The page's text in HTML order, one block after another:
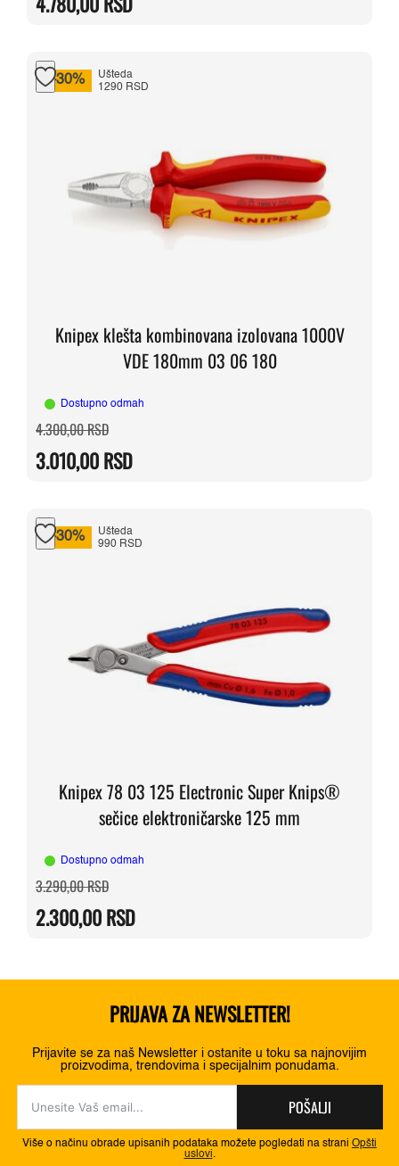
bila:
5.980,00 RSD.
4.780,00 RSD.
-30%
Ušteda
1290 RSD
Knipex klešta kombinovana izolovana 1000V
VDE 180mm 03 06 180
Dostupno odmah
4.300,00RSDOriginalna
cena
bila:
4.300,00 RSD.
3.010,00RSD
Trenutna
cena
3.010,00 RSD.
-30%
Ušteda
990 RSD
Knipex 78 03 125 Electronic Super Knips®
sečice elektroničarske 125 mm
Dostupno odmah
3.290,00RSDOriginalna
cena
bila:
3.290,00 RSD.
2.300,00RSD
Trenutna
cena
2.300,00 RSD.
PRIJAVA ZA NEWSLETTER!
Prijavite se za naš Newsletter i ostanite u toku sa najnovijim
proizvodima, trendovima i specijalnim ponudama.
POŠALJI
Više o načinu obrade upisanih podataka možete pogledati na strani Opšti
uslovi.